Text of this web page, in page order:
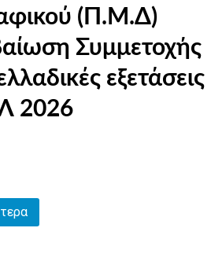
(Π.Μ.Δ)
εξετάσεις
2026